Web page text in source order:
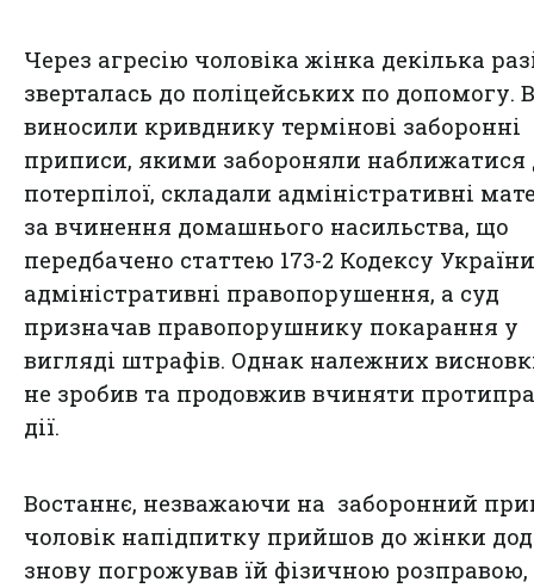
Через агресію чоловіка жінка декілька
зверталась до поліцейських по допомогу.
виносили кривднику термінові заборонні
приписи, якими забороняли наближатися
потерпілої, складали адміністративні
за вчинення домашнього насильства, що
передбачено статтею 173-2 Кодексу
адміністративні правопорушення, а суд
призначав правопорушнику покарання у
вигляді штрафів. Однак належних
не зробив та продовжив вчиняти
дії.
Востаннє, незважаючи на заборонний
чоловік напідпитку прийшов до жінки
знову погрожував їй фізичною розправою,